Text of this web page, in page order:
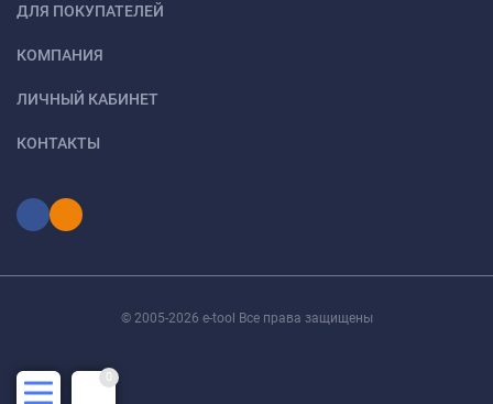
ДЛЯ ПОКУПАТЕЛЕЙ
КОМПАНИЯ
ЛИЧНЫЙ КАБИНЕТ
КОНТАКТЫ
© 2005-2026 e-tool Все права защищены
0